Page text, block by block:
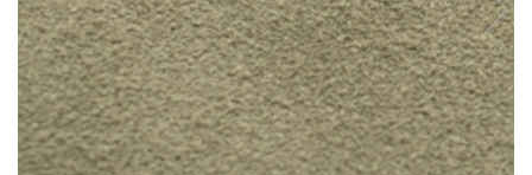
Posete
Rucsac
Plic
Saculet
Borsete
Mov
Visiniu
Maro
Albastru